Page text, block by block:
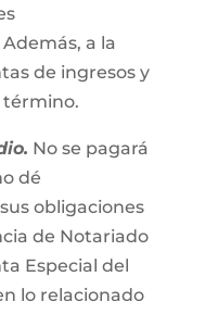
a la
de ingresos y
término.
No se pagará
dé
obligaciones
de Notariado
Especial del
lo relacionado